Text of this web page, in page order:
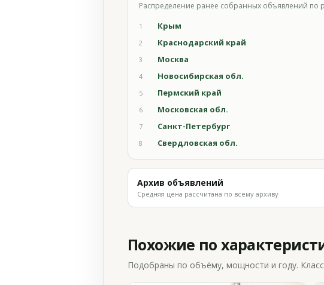
Распределение ранее собранных объявлений по
1 Крым
2
Краснодарский край
3
Москва
4
Новосибирская обл.
5
Пермский край
6
Московская обл.
7
Санкт-Петербург
8
Свердловская обл.
Архив объявлений
Средняя цена рассчитана по всему архиву
Похожие по
Подобраны по объёму, мощности и году.